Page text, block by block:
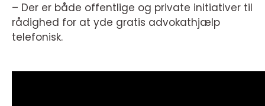
– Der er både offentlige og private initiativer til
rådighed for at yde gratis advokathjælp
telefonisk.